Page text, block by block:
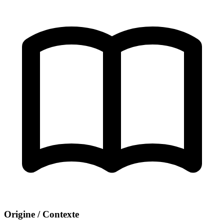
Origine / Contexte